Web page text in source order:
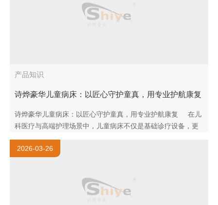
产品知识
诗烨豪华儿童病床：以匠心守护童真，用专业护航康复
诗烨豪华儿童病床：以匠心守护童真，用专业护航康复 在儿
科医疗与高端护理场景中，儿童病床不仅是基础诊疗设备，更
是守护孩子安全与舒适的重要载体。诗烨深耕医疗家具领域，
聚焦..
2026-03-26